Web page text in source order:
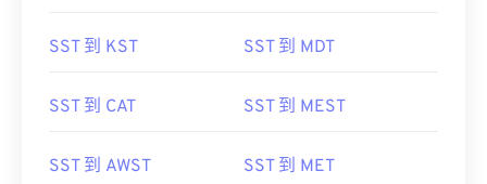
SST 到 KST SST 到 MDT
SST 到 CAT SST 到 MEST
SST 到 AWST SST 到 MET